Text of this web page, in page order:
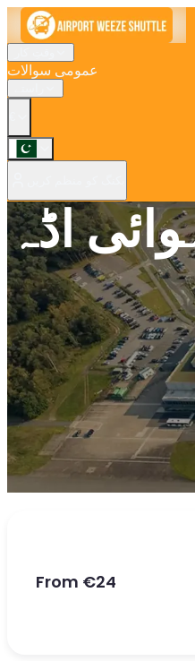
عمومی سوالات
اڈہ
From €24